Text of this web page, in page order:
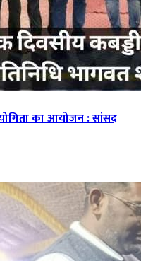
का आयोजन : सांसद